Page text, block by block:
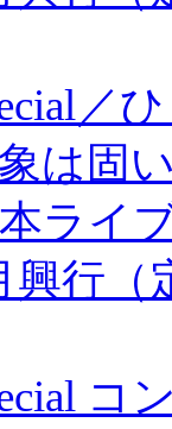
／
は固
ライ
興行
コ